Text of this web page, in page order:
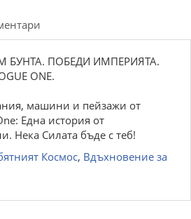
БУНТА. ПОБЕДИ ИМПЕРИЯТА.
ONE.
машини и пейзажи от
Една история от
Нека Силата бъде с теб!
Космос, Вдъхновение за